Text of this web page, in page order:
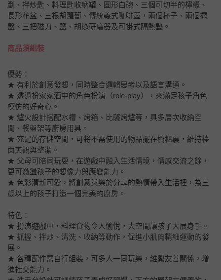
剷、拌炒匙、料理匙收納罐、圓形白碗、三個可切半的檸檬、
長形花盆、三根胡蘿蔔、傳統義式咖啡壺，兩個杯子、兩個擺
盤、三把磁刀、鹽、胡椒研磨器及可掛式隔熱墊。
商品須組裝
優勢：
★ 有利於創意發想，同時整合邏輯思考以及語言溝通。
★ 透過扮家家酒中的角色扮演（role-play），來滿足孩子角色
模仿的好奇心。
★ 爐火設計搭配水槽、烤箱、比薩烤爐等，具多層次收納空
間、餐盤架等廚房用具。
★ 充足的存儲空間，可將不需使用的物品擺在櫥櫃裏，維持檯
面美觀與整潔。
★ 父母可陪同玩耍，在遊戲中融入生活情境，情感交流之餘，
更可激盪孩子的想像力與應變能力。
★ 色彩清新可愛，將創意與樂於分享的熱情帶入生活裡，為三
歲以上的孩子打造一個完美的廚房。
特色：
★ 扮演遊戲中，料理食物令人愉悅，大空間讓孩子大展身手。
★ 抓握、拌炒、清洗、收納等動作，促進小肌肉精細運動的發
展。
★ 各種配件需自行組裝，可多人一同玩樂，維繫友善關係，增
進社交能力。